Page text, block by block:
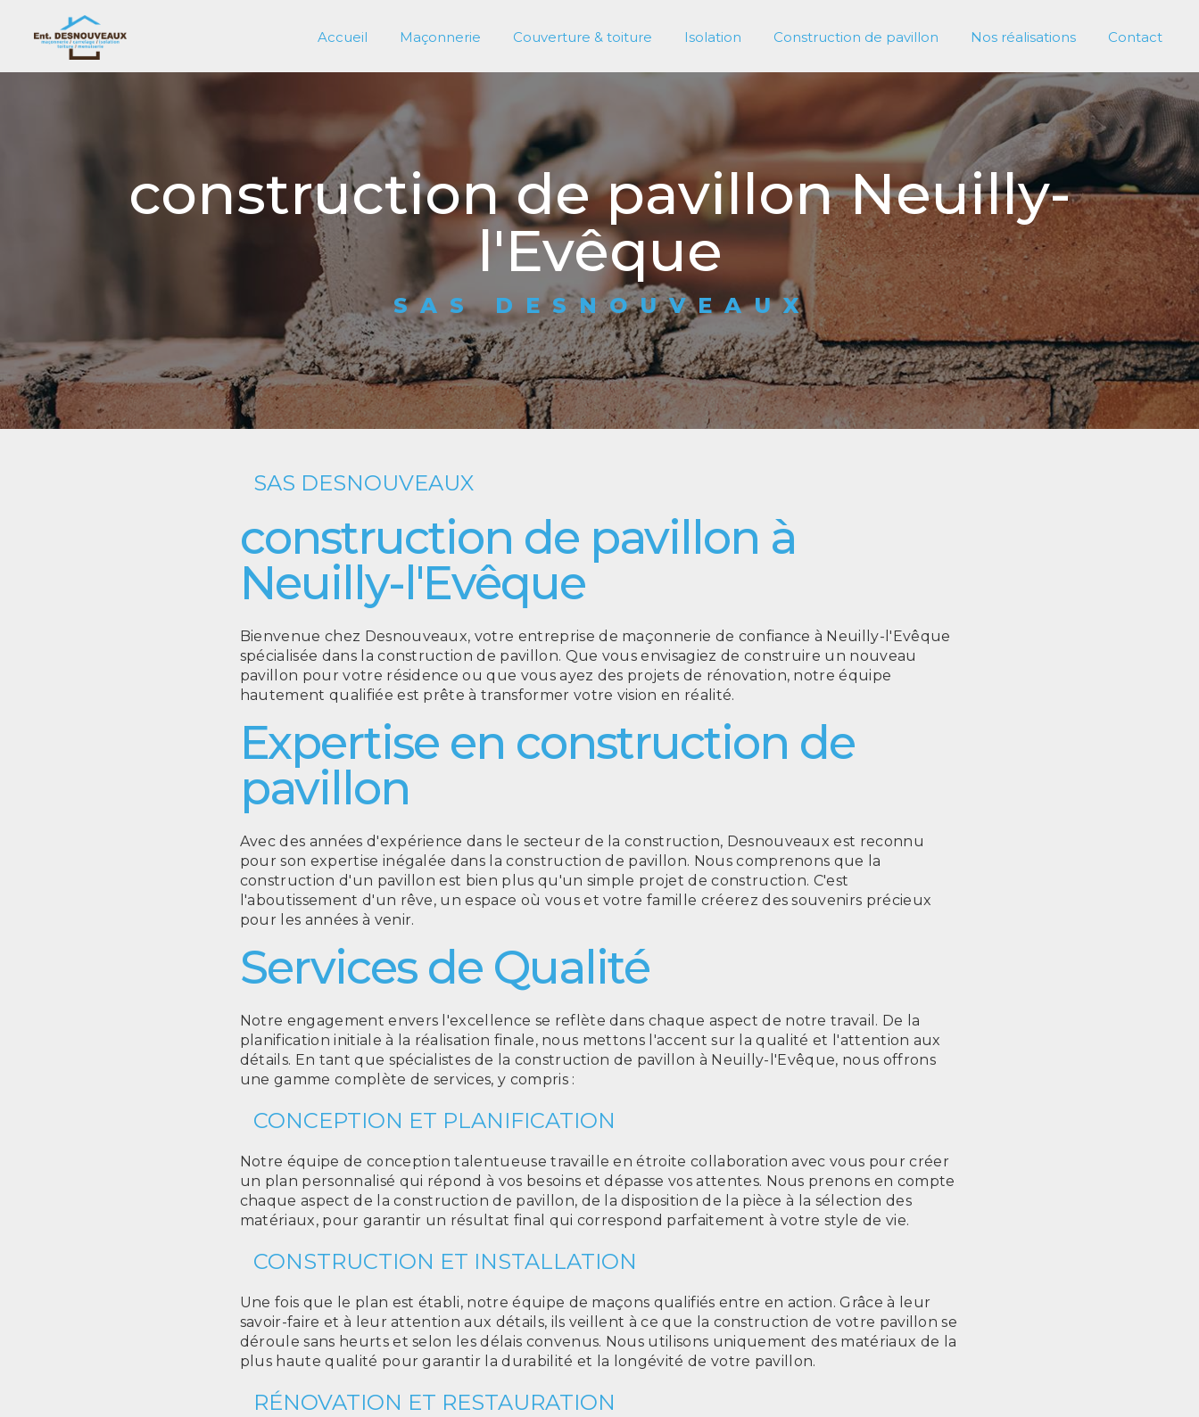
Accueil Maçonnerie Couverture & toiture Isolation Construction de pavillon Nos réalisations Contact
construction de pavillon Neuilly-
l'Evêque
SAS DESNOUVEAUX
SAS DESNOUVEAUX
construction de pavillon à
Neuilly-l'Evêque
Bienvenue chez Desnouveaux, votre entreprise de maçonnerie de confiance à Neuilly-l'Evêque
spécialisée dans la construction de pavillon. Que vous envisagiez de construire un nouveau
pavillon pour votre résidence ou que vous ayez des projets de rénovation, notre équipe
hautement qualifiée est prête à transformer votre vision en réalité.
Expertise en construction de
pavillon
Avec des années d'expérience dans le secteur de la construction, Desnouveaux est reconnu
pour son expertise inégalée dans la construction de pavillon. Nous comprenons que la
construction d'un pavillon est bien plus qu'un simple projet de construction. C'est
l'aboutissement d'un rêve, un espace où vous et votre famille créerez des souvenirs précieux
pour les années à venir.
Services de Qualité
Notre engagement envers l'excellence se reflète dans chaque aspect de notre travail. De la
planification initiale à la réalisation finale, nous mettons l'accent sur la qualité et l'attention aux
détails. En tant que spécialistes de la construction de pavillon à Neuilly-l'Evêque, nous offrons
une gamme complète de services, y compris :
CONCEPTION ET PLANIFICATION
Notre équipe de conception talentueuse travaille en étroite collaboration avec vous pour créer
un plan personnalisé qui répond à vos besoins et dépasse vos attentes. Nous prenons en compte
chaque aspect de la construction de pavillon, de la disposition de la pièce à la sélection des
matériaux, pour garantir un résultat final qui correspond parfaitement à votre style de vie.
CONSTRUCTION ET INSTALLATION
Une fois que le plan est établi, notre équipe de maçons qualifiés entre en action. Grâce à leur
savoir-faire et à leur attention aux détails, ils veillent à ce que la construction de votre pavillon se
déroule sans heurts et selon les délais convenus. Nous utilisons uniquement des matériaux de la
plus haute qualité pour garantir la durabilité et la longévité de votre pavillon.
RÉNOVATION ET RESTAURATION